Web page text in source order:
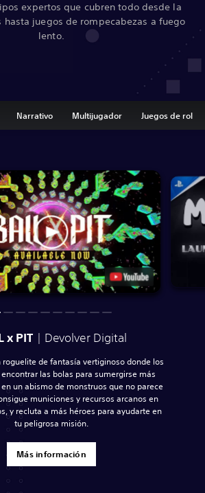
expertos que cubren todo desde la
hasta juegos de rompecabezas a fuego
lento.
Narrativo Multijugador Juegos de rol
x PIT | Devolver Digital
roguelite de fantasía vertiginoso donde los
las bolas para sumergirse más
un abismo de monstruos que no parece
municiones y recursos arcanos en
y recluta a más héroes para ayudarte en
tu peligrosa misión.
Más información